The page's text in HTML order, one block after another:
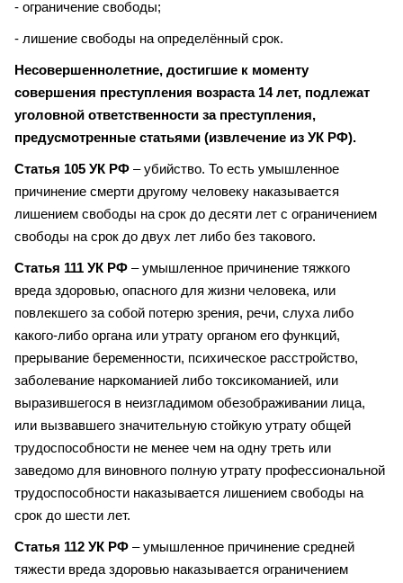
- ограничение свободы;
- лишение свободы на определённый срок.
Несовершеннолетние, достигшие к моменту
совершения преступления возраста 14 лет, подлежат
уголовной ответственности за преступления,
предусмотренные статьями (извлечение из УК РФ).
Статья 105 УК РФ – убийство. То есть умышленное
причинение смерти другому человеку наказывается
лишением свободы на срок до десяти лет с ограничением
свободы на срок до двух лет либо без такового.
Статья 111 УК РФ – умышленное причинение тяжкого
вреда здоровью, опасного для жизни человека, или
повлекшего за собой потерю зрения, речи, слуха либо
какого-либо органа или утрату органом его функций,
прерывание беременности, психическое расстройство,
заболевание наркоманией либо токсикоманией, или
выразившегося в неизгладимом обезображивании лица,
или вызвавшего значительную стойкую утрату общей
трудоспособности не менее чем на одну треть или
заведомо для виновного полную утрату профессиональной
трудоспособности наказывается лишением свободы на
срок до шести лет.
Статья 112 УК РФ – умышленное причинение средней
тяжести вреда здоровью наказывается ограничением